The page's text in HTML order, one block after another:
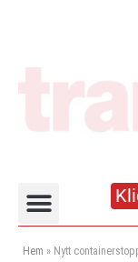
Hem » Nytt